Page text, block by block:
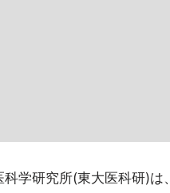
科学研究所(東大医科研)は、